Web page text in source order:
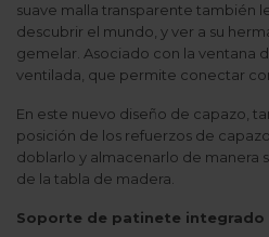
suave malla transparente también
descubrir el mundo, y ver a su
gemelar. Asociado con la ventana
ventilada, que permite conectar
En este nuevo diseño de capazo,
posición de los refuerzos de
doblarlo y almacenarlo de manera
de la tabla de madera.
Soporte de patinete integrado